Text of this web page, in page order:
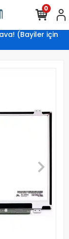
(Bayiler için
0